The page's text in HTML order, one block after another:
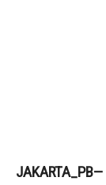
JAKARTA_PB—